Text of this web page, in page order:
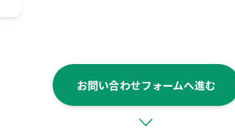
お問い合わせフォームへ進む